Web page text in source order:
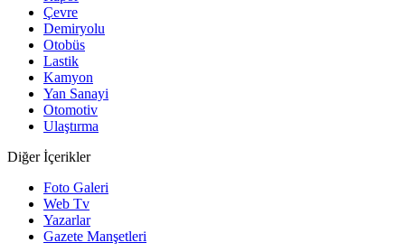
Çevre
Demiryolu
Otobüs
Lastik
Kamyon
Yan Sanayi
Otomotiv
Ulaştırma
Diğer İçerikler
Foto Galeri
Web Tv
Yazarlar
Gazete Manşetleri